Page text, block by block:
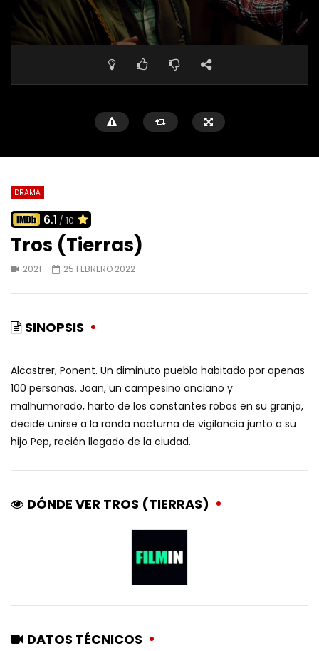
DRAMA
6.1 / 10
Tros (Tierras)
2021 25 FEBRERO 2022
SINOPSIS
Alcastrer, Ponent. Un diminuto pueblo habitado por apenas
100 personas. Joan, un campesino anciano y
malhumorado, harto de los constantes robos en su granja,
decide unirse a la ronda nocturna de vigilancia junto a su
hijo Pep, recién llegado de la ciudad.
DÓNDE VER TROS (TIERRAS)
DATOS TÉCNICOS